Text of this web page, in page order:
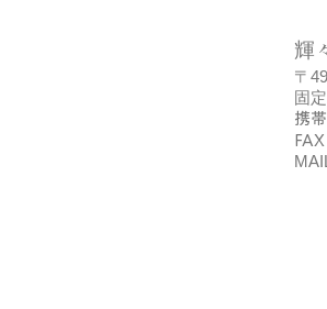
輝
〒
固
携